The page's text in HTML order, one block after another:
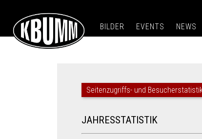
BILDER EVENTS NEWS
Seitenzugriffs- und
JAHRESSTATISTIK